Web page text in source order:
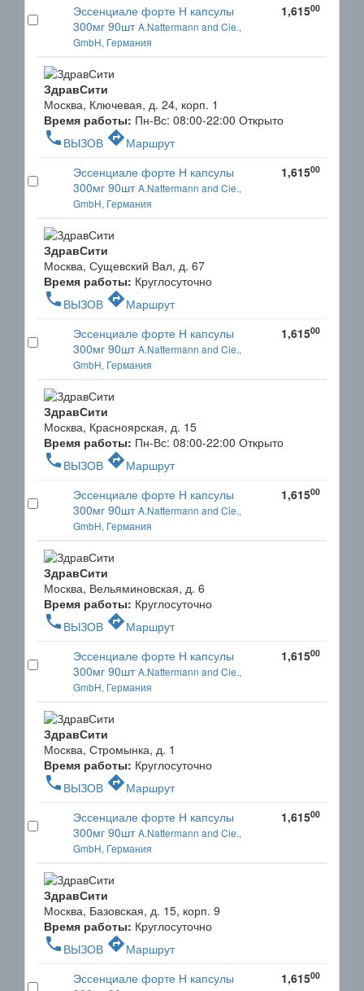
Эссенциале форте Н капсулы
300мг 90штA.Nattermann and Cie.,
GmbH, Германия
1,61500
ЗдравСити
Москва, Ключевая, д. 24, корп. 1
Время работы: Пн-Вс: 08:00-22:00 Открыто
phone ВЫЗОВ directionsМаршрут
Эссенциале форте Н капсулы
300мг 90штA.Nattermann and Cie.,
GmbH, Германия
1,61500
ЗдравСити
Москва, Сущевский Вал, д. 67
Время работы: Круглосуточно
phone ВЫЗОВ directionsМаршрут
Эссенциале форте Н капсулы
300мг 90штA.Nattermann and Cie.,
GmbH, Германия
1,61500
ЗдравСити
Москва, Красноярская, д. 15
Время работы: Пн-Вс: 08:00-22:00 Открыто
phone ВЫЗОВ directionsМаршрут
Эссенциале форте Н капсулы
300мг 90штA.Nattermann and Cie.,
GmbH, Германия
1,61500
ЗдравСити
Москва, Вельяминовская, д. 6
Время работы: Круглосуточно
phone ВЫЗОВ directionsМаршрут
Эссенциале форте Н капсулы
300мг 90штA.Nattermann and Cie.,
GmbH, Германия
1,61500
ЗдравСити
Москва, Стромынка, д. 1
Время работы: Круглосуточно
phone ВЫЗОВ directionsМаршрут
Эссенциале форте Н капсулы
300мг 90штA.Nattermann and Cie.,
GmbH, Германия
1,61500
ЗдравСити
Москва, Базовская, д. 15, корп. 9
Время работы: Круглосуточно
phone ВЫЗОВ directionsМаршрут
Эссенциале форте Н капсулы
1,61500